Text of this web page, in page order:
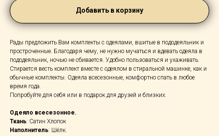
Добавить в корзину
Рады предложить Вам комплекты с одеялами, вшитые в пододеяльник и
простроченные. Благодаря чему, не нужно мучаться и вдевать одеяла в
пододеяльник, ночью не сбивается. Удобно пользоваться и ухаживать.
Стирается весть комплект вместе с одеялом в стиральной машинке, как и
обычные комплекты. Одеяла всесезонные, комфортно спать в любое
время года.
Попробуйте для себя или в подарок для друзей и близких.
Одеяло всесезонное.
Ткань: Сатин Хлопок
Наполнитель: Шёлк.